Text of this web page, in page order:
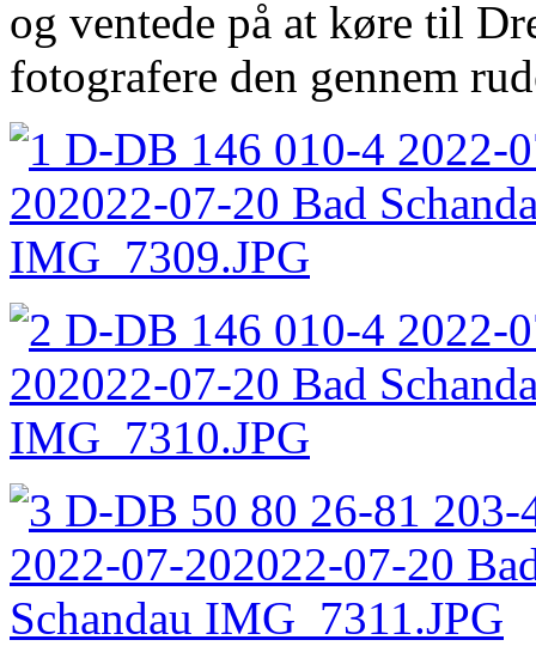
og ventede på at køre til
fotografere den gennem